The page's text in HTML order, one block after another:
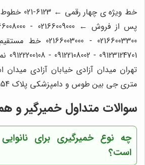
خط ویژه ی
02166003300 -
متری جی بین طوس و دامپزشکی پلاک 154 - 156 - 158
سوالات متداول خمیرگیر و
چه نوع خمیرگیری برای
است؟